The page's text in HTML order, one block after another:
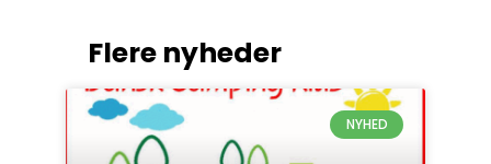
Flere nyheder
NYHED